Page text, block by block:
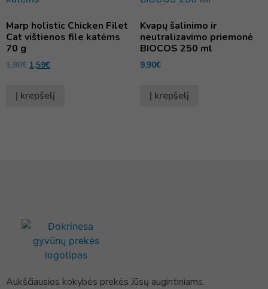
Marp holistic Chicken Filet
Cat vištienos file katėms
70 g
1,80€ 1,59€
Į krepšelį
Kvapų šalinimo ir
neutralizavimo priemonė
BIOCOS 250 ml
9,90€
Į krepšelį
Aukščiausios kokybės prekės Jūsų augintiniams.